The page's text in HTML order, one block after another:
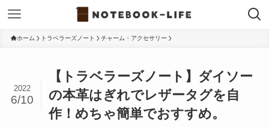
ホーム トラベラーズノート チャーム・アクセサリー
【トラベラーズノート】ダイソー
の本革はぎれでレザータグを自
作！めちゃ簡単でおすすめ。
2022
6/10